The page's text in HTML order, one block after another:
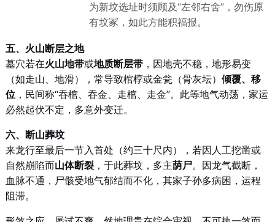
为新坟选址时须顾及“左邻右舍”，勿伤原
有坟冢，如此方能积福报。
五、火山断层之地
墓穴若在火山地带或地质断层带，因地壳不稳，地形易变
（如走山、地滑），常导致棺椁或金瓮（骨灰坛） 倾覆、移
位，民间称“吞棺、吞金、走棺、走金”。此等地气动荡，家运
必然起伏不定，多意外变迁。
六、断山葬坟
来龙行至最后一节入首处（约三十尺内），若因人工挖凿或
自然崩陷而山体断裂，于此葬坟，多主荫尸。因龙气截断，
血脉不通，尸骸受地气郁结而不化，其家子孙多病困，运程
阻滞。